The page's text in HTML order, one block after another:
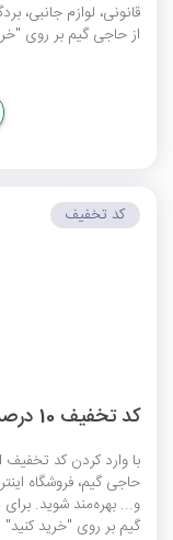
قانونی، لوازم جانبی،
از حاجی گیم بر روی
کد تخفیف 10 درصدی اکانت قانونی بازی حاجی گیم
حاجی گیم، فروشگاه
و... بهره‌مند شوید.
گیم بر روی "خرید
کد تخفیف